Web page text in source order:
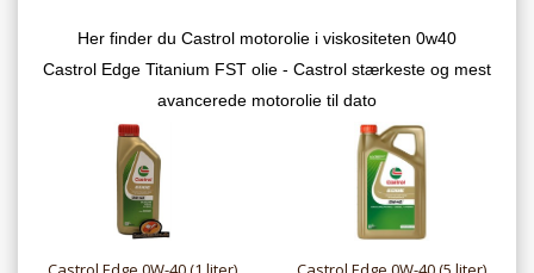
Her finder du Castrol motorolie i viskositeten 0w40
Castrol Edge Titanium FST olie - Castrol stærkeste og mest
avancerede motorolie til dato